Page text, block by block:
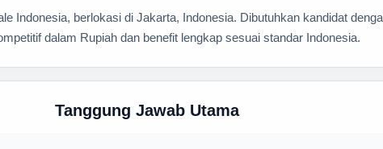
Indonesia, berlokasi di Jakarta, Indonesia. Dibutuhkan kandidat
dalam Rupiah dan benefit lengkap sesuai standar Indonesia.
Tanggung Jawab Utama